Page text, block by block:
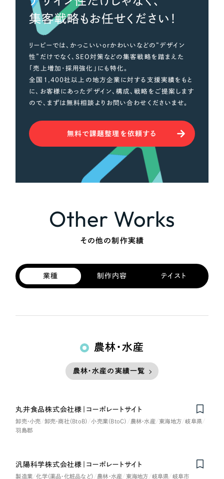
集客戦略もお任せください！
リーピーでは、かっこいいorかわいいなどの“デザイン
性”だけでなく、SEO対策などの集客戦略を踏まえた
「売上増加・採用強化」にも特化。
全国1,400社以上の地方企業に対する支援実績をもと
に、お客様にあったデザイン、構成、戦略をご提案します
ので、まずは無料相談よりお問い合わせくださいませ。
無料で課題整理を依頼する
Other Works
その他の制作実績
業種 制作内容 テイスト
農林・水産
農林・水産の実績一覧
丸井食品株式会社様｜コーポレートサイト
卸売・小売 卸売・商社（BtoB） 小売業（BtoC） 農林・水産 東海地方
岐阜県
羽島郡
汎陽科学株式会社様｜コーポレートサイト
製造業 化学（薬品・化粧品など） 農林・水産 東海地方 岐阜県 岐阜市